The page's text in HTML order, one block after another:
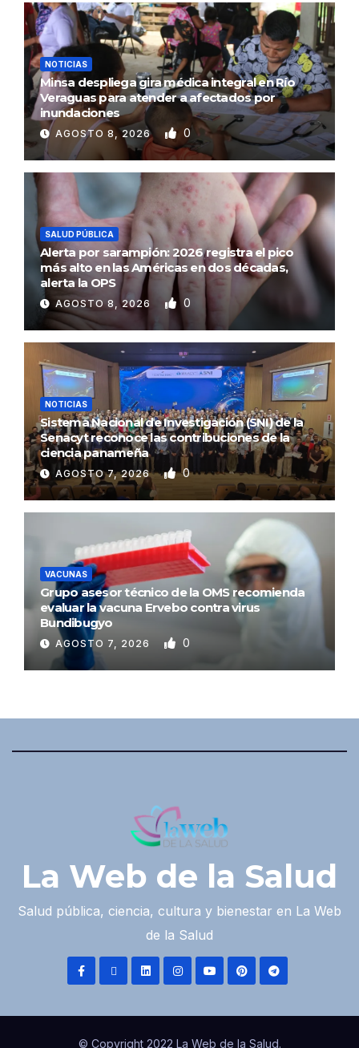
NOTICIAS
Minsa despliega gira médica integral en Río
Veraguas para atender a afectados por
inundaciones
AGOSTO 8, 2026 0
SALUD PÚBLICA
Alerta por sarampión: 2026 registra el pico
más alto en las Américas en dos décadas,
alerta la OPS
AGOSTO 8, 2026 0
NOTICIAS
Sistema Nacional de Investigación (SNI) de la
Senacyt reconoce las contribuciones de la
ciencia panameña
AGOSTO 7, 2026 0
VACUNAS
Grupo asesor técnico de la OMS recomienda
evaluar la vacuna Ervebo contra virus
Bundibugyo
AGOSTO 7, 2026 0
La Web de la Salud
Salud pública, ciencia, cultura y bienestar en La Web
de la Salud
© Copyright 2022 La Web de la Salud.